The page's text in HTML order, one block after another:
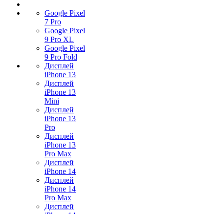
Google Pixel
7 Pro
Google Pixel
9 Pro XL
Google Pixel
9 Pro Fold
Дисплей
iPhone 13
Дисплей
iPhone 13
Mini
Дисплей
iPhone 13
Pro
Дисплей
iPhone 13
Pro Max
Дисплей
iPhone 14
Дисплей
iPhone 14
Pro Max
Дисплей